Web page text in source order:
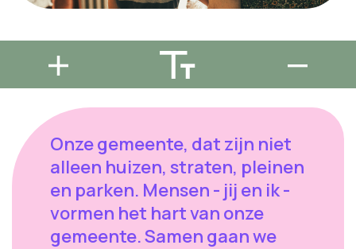
Onze gemeente, dat zijn niet
alleen huizen, straten, pleinen
en parken. Mensen - jij en ik -
vormen het hart van onze
gemeente. Samen gaan we